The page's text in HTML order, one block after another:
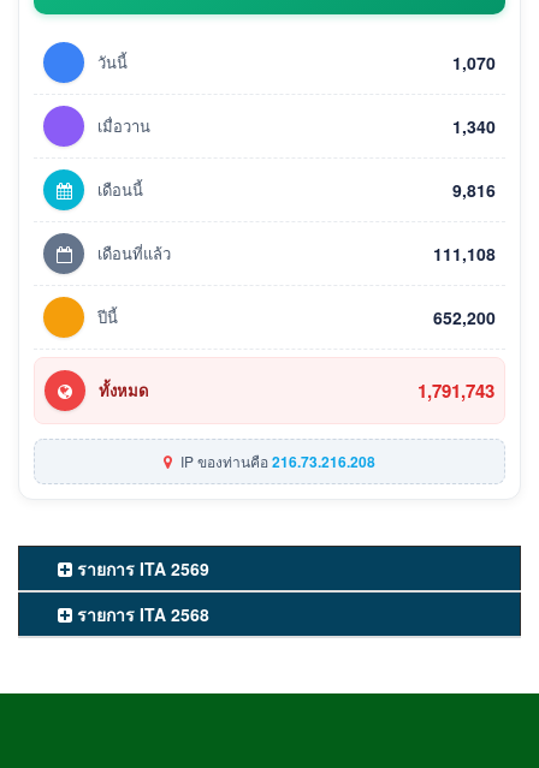
วันนี้ 1,070
เมื่อวาน 1,340
เดือนนี้ 9,816
เดือนที่แล้ว 111,108
ปีนี้ 652,200
ทั้งหมด 1,791,743
IP ของท่านคือ216.73.216.208
รายการ ITA 2569
รายการ ITA 2568